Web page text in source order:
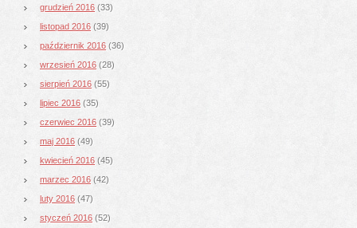
grudzień 2016 (33)
listopad 2016 (39)
październik 2016 (36)
wrzesień 2016 (28)
sierpień 2016 (55)
lipiec 2016 (35)
czerwiec 2016 (39)
maj 2016 (49)
kwiecień 2016 (45)
marzec 2016 (42)
luty 2016 (47)
styczeń 2016 (52)